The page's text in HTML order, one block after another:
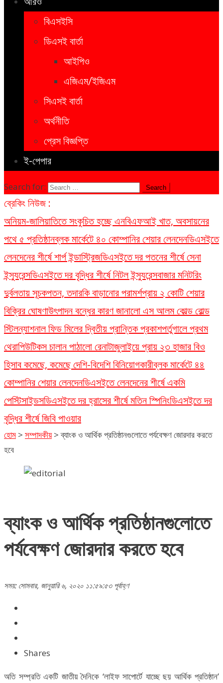
বিএসইসি
ডিএসই বার্তা
আইপিও
এজিএম/ইজিএম
সিএসই বার্তা
অর্থনীতি
প্রেস বিজ্ঞপ্তি
ই-পেপার
Search for:
ব্রেকিং নিউজ :
অনিয়ম-জালিয়াতিতে সংকুচিত হচ্ছে এনবিএফআই খাত, অবসায়নের
পথে ৫ প্রতিষ্ঠানব্লক মার্কেটে ৪০ কোম্পানির শেয়ার লেনদেনডিএসইতে
লেনদেনের শীর্ষে শার্প ইন্ডাস্ট্রিজডিএসইতে দর পতনের শীর্ষে সেনা
ইন্স্যুরেন্সডিএসইতে দর বৃদ্ধির শীর্ষে নিটল ইন্স্যুরেন্সবাজার মনিটরিং
দুর্বলতায় সূচকপতন, তদারকি বাড়ানোর পরামর্শপ্রায় ২ কোটি শেয়ার
বিক্রির ঘোষণাউৎপাদন বন্ধের কারণ জানালো এস আলম কোল্ড রোল্ড
স্টিলন্যাশনাল ফিড মিলের দ্বিতীয় প্রান্তিক প্রকাশপর্তুগালে প্রথম
থেরাপিউটিকস চালান পাঠালো রেনাটাজুলাইয়ে প্রায় ২৩ হাজার বিও
হিসাব কমেছে, কমেছে দেশি-বিদেশি বিনিয়োগকারীব্লক মার্কেটে ৪৪
কোম্পানির শেয়ার লেনদেনডিএসইতে লেনদেনের শীর্ষে একমি
পেস্টিসাইডসডিএসইতে দর হ্রাসের শীর্ষে মতিন স্পিনিংডিএসইতে দর
বৃদ্ধির শীর্ষে জিবি পাওয়ার
হোম > সম্পাদকীয় > ব্যাংক ও আর্থিক প্রতিষ্ঠানগুলোতে পর্যবেক্ষণ জোরদার করতে
হবে
ব্যাংক ও আর্থিক প্রতিষ্ঠানগুলোতে
পর্যবেক্ষণ জোরদার করতে হবে
সময়: সোমবার, জানুয়ারি ৬, ২০২০ ১১:৫৯:৫৩ পূর্বাহ্ণ
Shares
অতি সম্প্রতি একটি জাতীয় দৈনিকে ‘লাইফ সাপোর্টে যাচ্ছে ছয় আর্থিক প্রতিষ্ঠান’